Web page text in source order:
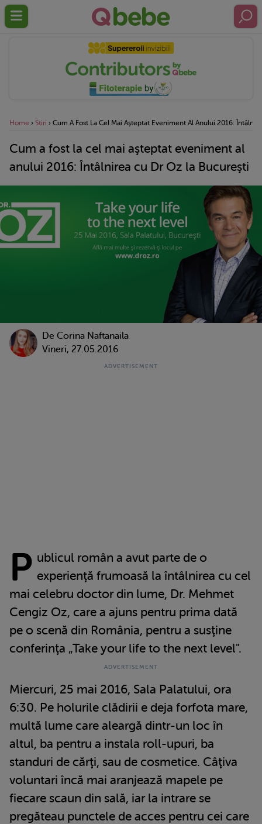
Home › Stiri › Cum A Fost La Cel Mai Aşteptat Eveniment Al Anului 2016:
Cum a fost la cel mai aşteptat eveniment al
anului 2016: Întâlnirea cu Dr Oz la Bucureşti
De Corina Naftanaila
Vineri, 27.05.2016
P ublicul român a avut parte de o
experienţă frumoasă la întâlnirea cu cel
mai celebru doctor din lume, Dr. Mehmet
Cengiz Oz, care a ajuns pentru prima dată
pe o scenă din România, pentru a susţine
conferinţa „Take your life to the next level".
Miercuri, 25 mai 2016, Sala Palatului, ora
6:30. Pe holurile clădirii e deja forfota mare,
multă lume care aleargă dintr-un loc în
altul, ba pentru a instala roll-upuri, ba
standuri de cărţi, sau de cosmetice. Câţiva
voluntari încă mai aranjează mapele pe
fiecare scaun din sală, iar la intrare se
pregăteau punctele de acces pentru cei care